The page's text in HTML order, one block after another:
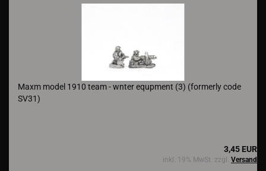
Maxm model 1910 team - wnter equpment (3) (formerly code
SV31)
3,45 EUR
inkl. 19% MwSt. zzgl. Versand